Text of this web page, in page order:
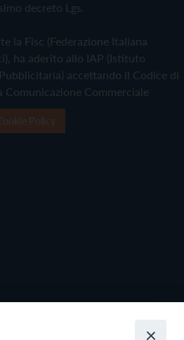
decreto Lgs.
la Fisc (Federazione Italiana
ha aderito allo IAP (Istituto
accettando il Codice di
Commerciale